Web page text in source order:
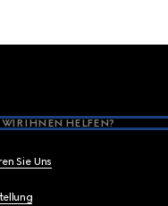
IHNEN HELFEN?
Sie Uns